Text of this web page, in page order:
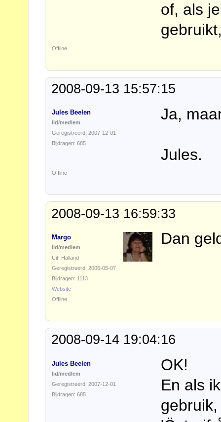
of, als
Offline
2008-09-13 15:57:15
Jules Beelen
lid/medlem
Geregistreerd: 2007-12-01
Bijdragen: 685
Ja,
Jules.
Offline
2008-09-13 16:59:33
Margo
lid/medlem
Uit: Halland
Geregistreerd: 2006-05-07
Bijdragen: 1113
Website
Dan
Offline
2008-09-14 19:04:16
Jules Beelen
lid/medlem
Geregistreerd: 2007-12-01
Bijdragen: 685
OK!
En als